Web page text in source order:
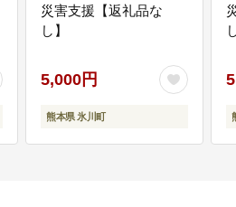
災害支援【返礼品な
し】
5,000円
熊本県 氷川町